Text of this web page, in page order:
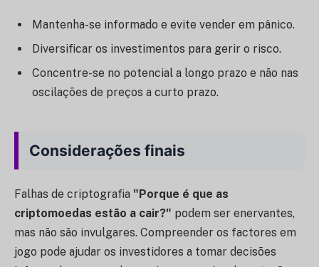
Mantenha-se informado e evite vender em pânico.
Diversificar os investimentos para gerir o risco.
Concentre-se no potencial a longo prazo e não nas
oscilações de preços a curto prazo.
Considerações finais
Falhas de criptografia "Porque é que as
criptomoedas estão a cair?" podem ser enervantes,
mas não são invulgares. Compreender os factores em
jogo pode ajudar os investidores a tomar decisões